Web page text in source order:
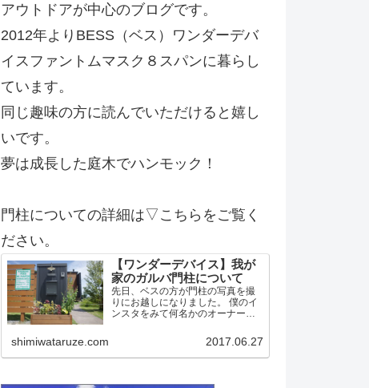
アウトドアが中心のブログです。
2012年よりBESS（ベス）ワンダーデバ
イスファントムマスク８スパンに暮らし
ています。
同じ趣味の方に読んでいただけると嬉し
いです。
夢は成長した庭木でハンモック！
門柱についての詳細は▽こちらをご覧く
ださい。
【ワンダーデバイス】我が
家のガルバ門柱について
先日、ベスの方が門柱の写真を撮
りにお越しになりました。 僕のイ
ンスタをみて何名かのオーナー候
たようです。 そこで今後の方のた
めに我家の門柱について詳細を記
載しておこうかと思います。 作り
shimiwataruze.com 2017.06.27